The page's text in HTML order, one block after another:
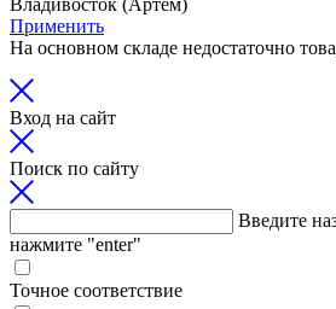
Владивосток (Артем)
Применить
На основном складе недостаточно
Вход на сайт
Поиск по сайту
Введите
нажмите "enter"
Точное соответствие